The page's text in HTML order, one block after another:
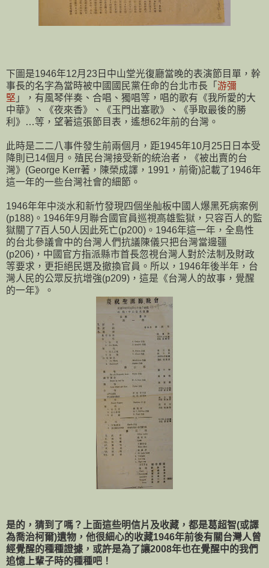
下圖是1946年12月23日中山堂光復廳當晚的表演節目單，幹
事長的名字為當時被中國國民黨任命的台北市長「 游彌
堅 」，有風琴伴奏、合唱、獨唱等，唱的歌有《我所愛的大
中華》、《夜來香》、《玉門出塞歌》、《爭取最後的勝
利》…等，望著這張節目表，遙想62年前的台灣。
此時是二二八事件發生前兩個月，距1945年10月25日日本受
降則已14個月。殖民台灣接受新的統治者，《被出賣的台
灣》(George Kerr著，陳榮成譯，1991，前衛)記載了1946年
這一年的一些台灣社會的細節。
1946年年中淡水和新竹發現四個坐舢板中國人爆黑死病案例
(p188)。1946年9月聯合國官員巡視高雄監獄，只容百人的監
獄關了7百人50人因此死亡(p200)。1946年這一年，全島性
的台北參議會中的台灣人們抗議陳儀只把台灣當邊疆
(p206)，中國官方指派縣市首長忽視台灣人對於法制及財政
等要求，更拒絕民選及撤換官員。所以，1946年後半年，台
灣人民的公眾反抗增強(p209)，這是《台灣人的故事，覺醒
的一年》。
是的，猜到了嗎？上面這些明信片及收藏，都是葛超智(或譯
為喬治柯爾)遺物，他很細心的收藏1946年前後有關台灣人曾
經覺醒的種種證據，或許是為了讓2008年也在覺醒中的我們
追憶上輩子時的種種吧！